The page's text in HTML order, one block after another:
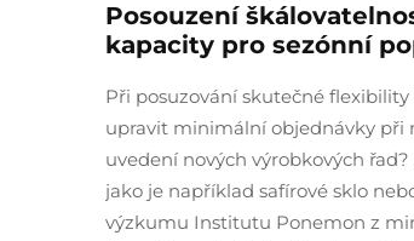
Posouzení
kapacity pro sezónní
Při posuzování skutečné
upravit minimální objednávky při
uvedení nových výrobkových
jako je například safírové sklo
výzkumu Institutu Ponemon z